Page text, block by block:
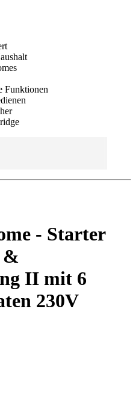
Funktionen
- Starter
&
II mit 6
230V